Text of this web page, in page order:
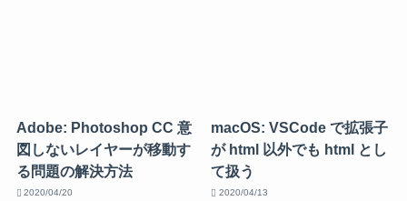
Adobe: Photoshop CC 意
図しないレイヤーが移動す
る問題の解決方法
2020/04/20
macOS: VSCode で拡張子
が html 以外でも html とし
て扱う
2020/04/13